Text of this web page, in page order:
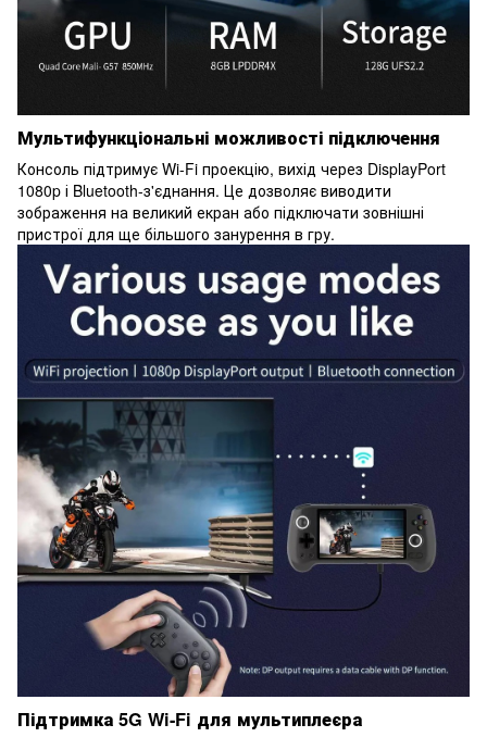
Мультифункціональні можливості підключення
Консоль підтримує Wi-Fi проекцію, вихід через DisplayPort
1080p і Bluetooth-з'єднання. Це дозволяє виводити
зображення на великий екран або підключати зовнішні
пристрої для ще більшого занурення в гру.
Підтримка 5G Wi-Fi для мультиплеєра